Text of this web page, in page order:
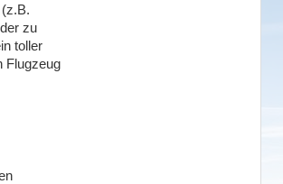
zu
toller
Flugzeug